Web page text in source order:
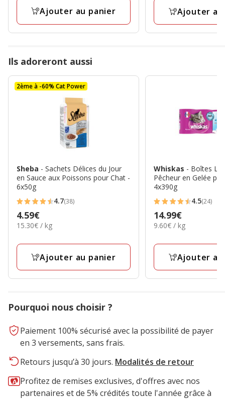
avis
Ajouter au panier Ajouter
Ils adoreront aussi
2ème à -60% Cat Power
Sheba - Sachets Délices du Jour
en Sauce aux Poissons pour Chat -
6x50g
4.7
étoiles
avec
38
4.7(38)
Prix
4.59€
4.59€
15.30€
Kg
15.30€ / kg
Ajouter au panier
Whiskas - Boîtes La
Pêcheur en Gelée
4x390g
4.5
étoiles
avec
24
4.5(24)
Prix
14.99€
14.99€
9.60€
Kg
9.60€ / kg
Ajouter
Pourquoi nous choisir ?
Paiement 100% sécurisé avec la possibilité de payer
en 3 versements, sans frais.
Retours jusqu’à 30 jours. Modalités de retour
Profitez de remises exclusives, d'offres avec nos
partenaires et de 5% crédités toute l'année grâce à